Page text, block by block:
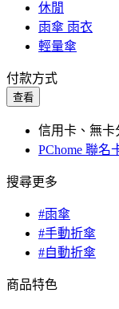
休閒
雨傘 雨衣
輕量傘
付款方式
查看
信用卡、無卡
PChome 聯名
搜尋更多
#雨傘
#手動折傘
#自動折傘
商品特色